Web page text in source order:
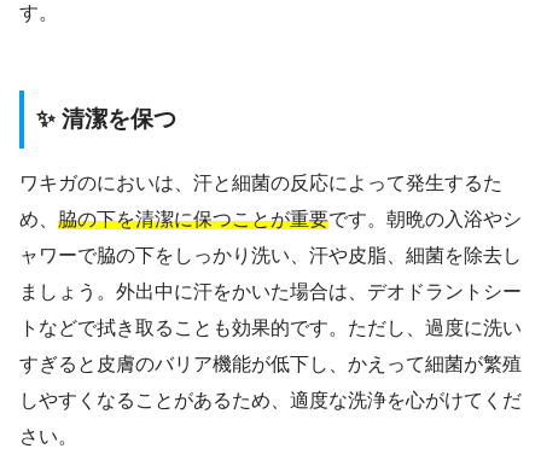
す。
✨ 清潔を保つ
ワキガのにおいは、汗と細菌の反応によって発生するた
め、 脇の下を清潔に保つことが重要です。朝晩の入浴やシ
ャワーで脇の下をしっかり洗い、汗や皮脂、細菌を除去し
ましょう。外出中に汗をかいた場合は、デオドラントシー
トなどで拭き取ることも効果的です。ただし、過度に洗い
すぎると皮膚のバリア機能が低下し、かえって細菌が繁殖
しやすくなることがあるため、適度な洗浄を心がけてくだ
さい。